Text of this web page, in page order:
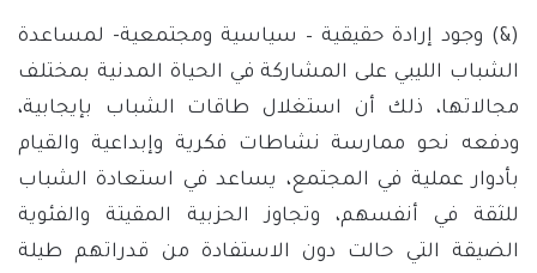
(&) وجود إرادة حقيقية – سياسية ومجتمعية- لمساعدة
الشباب الليبي على المشاركة في الحياة المدنية بمختلف
مجالاتها، ذلك أن استغلال طاقات الشباب بإيجابية،
ودفعه نحو ممارسة نشاطات فكرية وإبداعية والقيام
بأدوار عملية في المجتمع، يساعد في استعادة الشباب
للثقة في أنفسهم، وتجاوز الحزبية المقيتة والفئوية
الضيقة التي حالت دون الاستفادة من قدراتهم طيلة